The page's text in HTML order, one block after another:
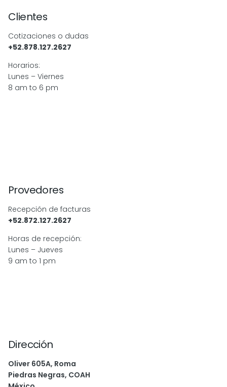
Clientes
Cotizaciones o dudas
+52.878.127.2627
Horarios:
Lunes – Viernes
8 am to 6 pm
Provedores
Recepción de facturas
+52.872.127.2627
Horas de recepción:
Lunes – Jueves
9 am to 1 pm
Dirección
Oliver 605A, Roma
Piedras Negras, COAH